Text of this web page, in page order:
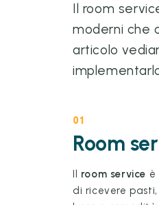
Il room
moderni che
articolo
01
Room
room service è
di ricevere